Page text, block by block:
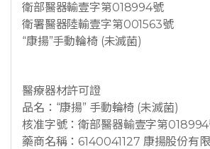
衛部醫器輸壹字第018994號
衛署醫器陸輸壹字第001563號
“康揚”手動輪椅 (未滅菌)
醫療器材許可證
品名：“康揚” 手動輪椅 (未滅菌)
核准字號：衛部醫器輸壹字第
藥商名稱：6140041127 康揚股份有